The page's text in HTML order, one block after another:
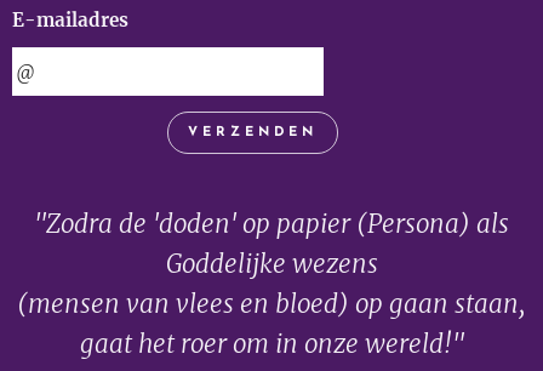
E-mailadres
VERZENDEN
"Zodra de 'doden' op papier (Persona) als
Goddelijke wezens
(mensen van vlees en bloed) op gaan staan,
gaat het roer om in onze wereld!"